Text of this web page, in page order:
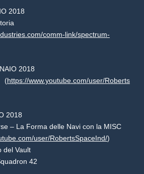
2018
comm-link/spectrum-
2018
(https://www.youtube.com/user/Roberts
2018
La Forma delle Navi con la MISC
user/RobertsSpaceInd/)
Vault
42